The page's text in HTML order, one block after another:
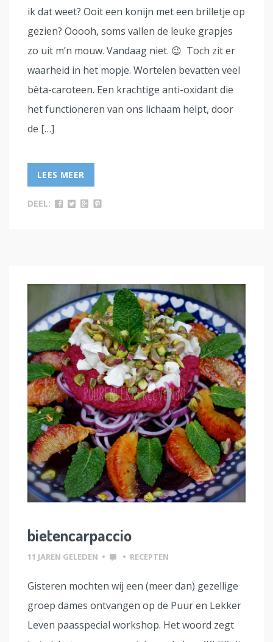
ik dat weet? Ooit een konijn met een brilletje op
gezien? Ooooh, soms vallen de leuke grapjes
zo uit m’n mouw. Vandaag niet. 😉 Toch zit er
waarheid in het mopje. Wortelen bevatten veel
bèta-caroteen. Een krachtige anti-oxidant die
het functioneren van ons lichaam helpt, door
de […]
LEES MEER
DEEL:
bietencarpaccio
11 JAREN GELEDEN • • RECEPTEN
Gisteren mochten wij een (meer dan) gezellige
groep dames ontvangen op de Puur en Lekker
Leven paasspecial workshop. Het woord zegt